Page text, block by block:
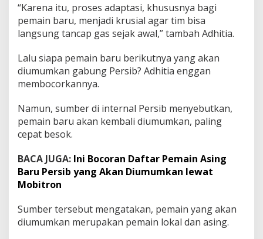
r
s
i
y
a
n
k
a
n
u
m
a
n
“Karena itu, proses adaptasi, khususnya bagi
pemain baru, menjadi krusial agar tim bisa
langsung tancap gas sejak awal,” tambah Adhitia.
Lalu siapa pemain baru berikutnya yang akan
diumumkan gabung Persib? Adhitia enggan
membocorkannya.
Namun, sumber di internal Persib menyebutkan,
pemain baru akan kembali diumumkan, paling
cepat besok.
BACA JUGA: Ini Bocoran Daftar Pemain Asing
Baru Persib yang Akan Diumumkan lewat
Mobitron
Sumber tersebut mengatakan, pemain yang akan
diumumkan merupakan pemain lokal dan asing.